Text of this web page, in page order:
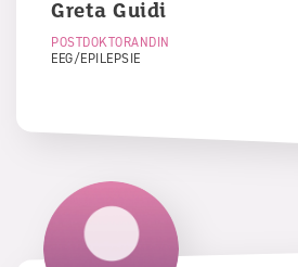
Greta Guidi
POSTDOKTORANDIN
EEG/EPILEPSIE